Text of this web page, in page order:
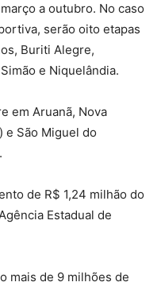
a outubro. No caso
serão oito etapas
Buriti Alegre,
e Niquelândia.
em Aruanã, Nova
e São Miguel do
de R$ 1,24 milhão do
Estadual de
mais de 9 milhões de